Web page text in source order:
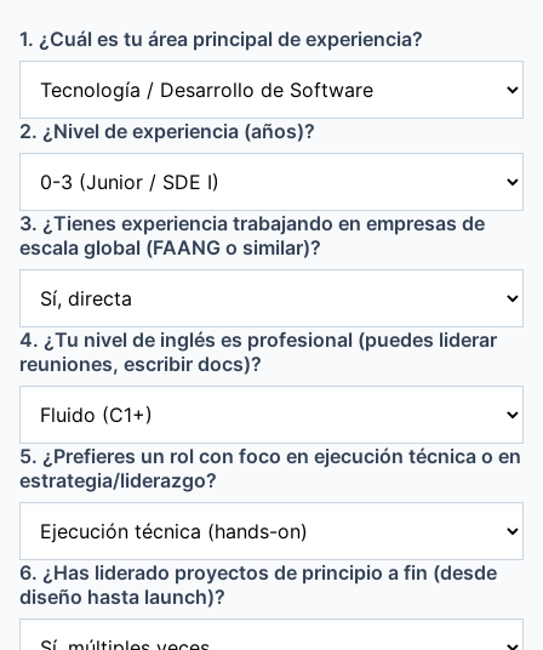
1. ¿Cuál es tu área principal de experiencia?
2. ¿Nivel de experiencia (años)?
3. ¿Tienes experiencia trabajando en empresas de
escala global (FAANG o similar)?
4. ¿Tu nivel de inglés es profesional (puedes liderar
reuniones, escribir docs)?
5. ¿Prefieres un rol con foco en ejecución técnica o en
estrategia/liderazgo?
6. ¿Has liderado proyectos de principio a fin (desde
diseño hasta launch)?